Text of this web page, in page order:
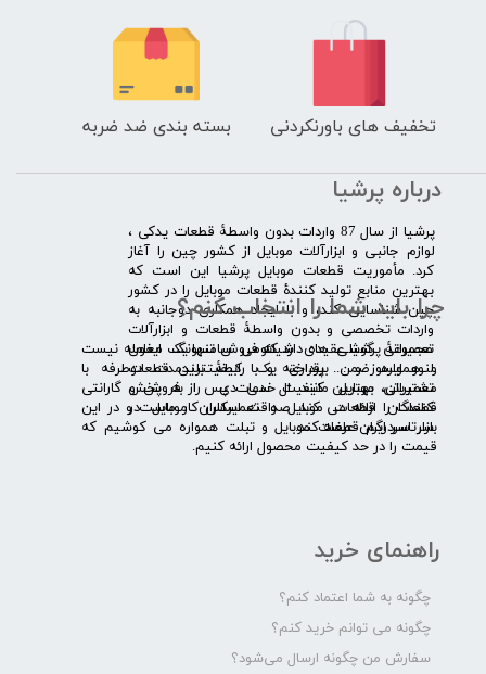
تخفیف های باورنکردنی بسته بندی ضد ضربه
درباره پرشیا
​پرشیا از سال 87 واردات بدون واسطۀ قطعات یدکی ،
لوازم جانبی و ابزارآلات موبایل از کشور چین را آغاز
کرد. مأموریت قطعات موبایل پرشیا این است که
بهترین منابع تولید کنندۀ قطعات موبایل را در کشور
چین شناسایی کند، و با ایجاد همکاری دوجانبه به
واردات تخصصی و بدون واسطۀ قطعات و ابزارآلات
تعمیراتی گوشی های شیائومی سامسونگ ایفون
لنوو ایسوز و .... پرداخته و با کیفیت­ترین قطعات
تعمیراتی موبایل مانند ال سی دی را به پخش
کنندگان قطعات موبایل و تعمیرکاران موبایل در
سرتاسر ایران عرضه کند.
راهنمای خرید
چگونه به شما اعتماد کنم؟
چگونه می توانم خرید کنم؟
سفارش من چگونه ارسال می‌شود؟
چرا باید شما را انتخاب کنم؟
​​ ​مجموعۀ پرشیا عقیده دارد که فروش تنها یک معامله نیست
و همواره ضمن برقراری یک رابطۀ بلندمدت دوطرفه با
مشتریان، بهترین کیفیت خدمات پس از فروش و گارانتی
قطعات را ارائه می­ کند. صداقت اساس کار ماست و در این
بازار سردرگم قطعات موبایل و تبلت همواره می کوشیم که
قیمت را در حد کیفیت محصول ارائه کنیم.